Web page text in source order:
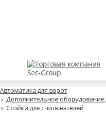
Автоматика для ворот
Дополнительное
Стойки для считывателей